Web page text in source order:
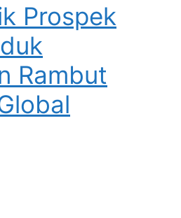
Prospek
Rambut